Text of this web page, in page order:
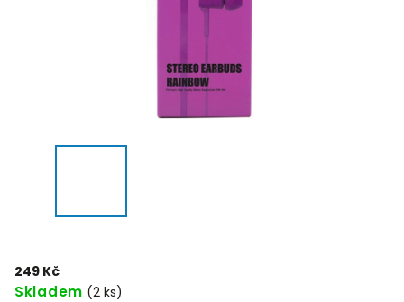
249 Kč
Skladem (2 ks)